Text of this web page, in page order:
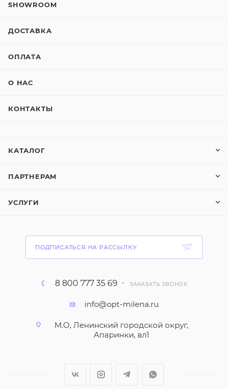
SHOWROOM
ДОСТАВКА
ОПЛАТА
О НАС
КОНТАКТЫ
КАТАЛОГ
ПАРТНЕРАМ
УСЛУГИ
ПОДПИСАТЬСЯ НА РАССЫЛКУ
8 800 777 35 69 ЗАКАЗАТЬ ЗВОНОК
info@opt-milena.ru
М.О, Ленинский городской округ,
Апаринки, вл1